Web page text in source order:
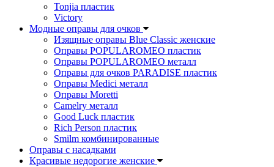
Tonjia пластик
Victory
Модные оправы для очков
Изящные оправы Blue Classic женские
Оправы POPULAROMEO пластик
Оправы POPULAROMEO металл
Оправы для очков PARADISE пластик
Оправы Medici металл
Оправы Moretti
Camelry металл
Good Luck пластик
Rich Person пластик
Smilm комбинированные
Оправы с насадками
Красивые недорогие женские